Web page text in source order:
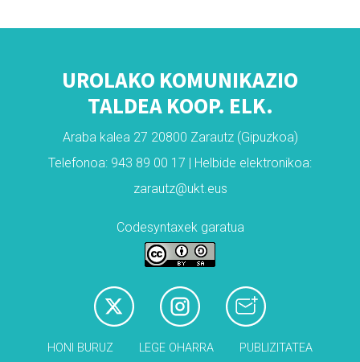
UROLAKO KOMUNIKAZIO
TALDEA KOOP. ELK.
Araba kalea 27 20800 Zarautz (Gipuzkoa)
Telefonoa: 943 89 00 17 | Helbide elektronikoa:
zarautz@ukt.eus
Codesyntaxek garatua
HONI BURUZ LEGE OHARRA PUBLIZITATEA